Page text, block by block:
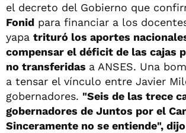
el decreto del Gobierno que
Fonid para financiar a los
yapa trituró los aportes
compensar el déficit de las cajas
no transferidas a ANSES. Una
a tensar el vínculo entre Javier
gobernadores. "Seis de las trece
gobernadores de Juntos por el
Sinceramente no se entiende",